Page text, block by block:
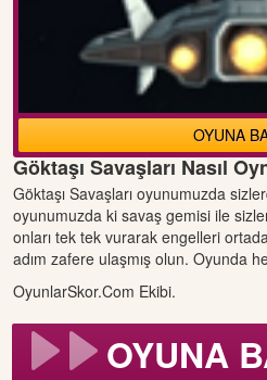
OYUNA
Göktaşı Savaşları Nasıl
Göktaşı Savaşları oyunumuzda
oyunumuzda ki savaş gemisi ile
onları tek tek vurarak engelleri
adım zafere ulaşmış olun. Oyunda
OyunlarSkor.Com Ekibi.
OYUNA